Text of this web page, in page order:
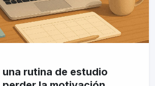
rutina de estudio